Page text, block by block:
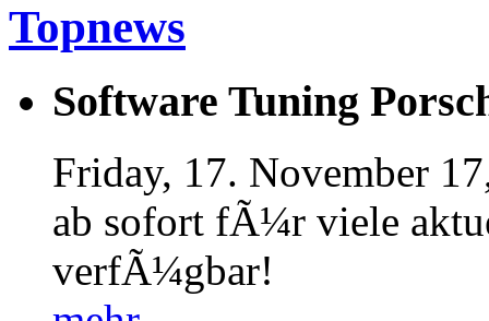
Topnews
Software Tuning
Friday, 17. November
ab sofort fÃ¼r viele
verfÃ¼gbar!